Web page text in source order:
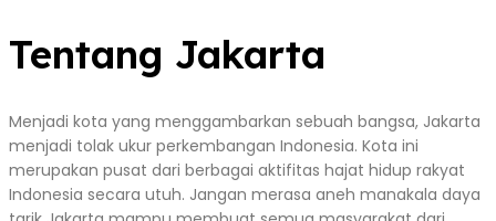
Tentang Jakarta
Menjadi kota yang menggambarkan sebuah bangsa, Jakarta
menjadi tolak ukur perkembangan Indonesia. Kota ini
merupakan pusat dari berbagai aktifitas hajat hidup rakyat
Indonesia secara utuh. Jangan merasa aneh manakala daya